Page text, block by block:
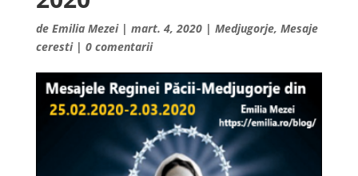
de Emilia Mezei| mart. 4, 2020| Medjugorje, Mesaje
ceresti| 0 comentarii